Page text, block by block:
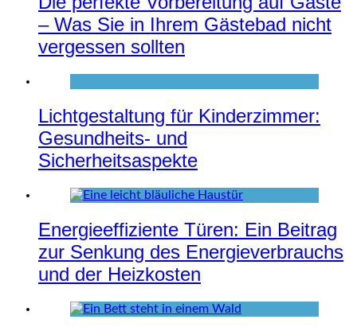
– Was Sie in Ihrem Gästebad nicht
vergessen sollten
Lichtgestaltung für Kinderzimmer:
Gesundheits- und
Sicherheitsaspekte
Energieeffiziente Türen: Ein Beitrag
zur Senkung des Energieverbrauchs
und der Heizkosten